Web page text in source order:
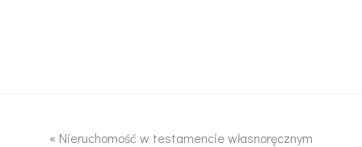
« Nieruchomość w testamencie własnoręcznym